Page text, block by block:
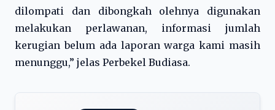
dilompati dan dibongkah olehnya digunakan
melakukan perlawanan, informasi jumlah
kerugian belum ada laporan warga kami masih
menunggu,” jelas Perbekel Budiasa.